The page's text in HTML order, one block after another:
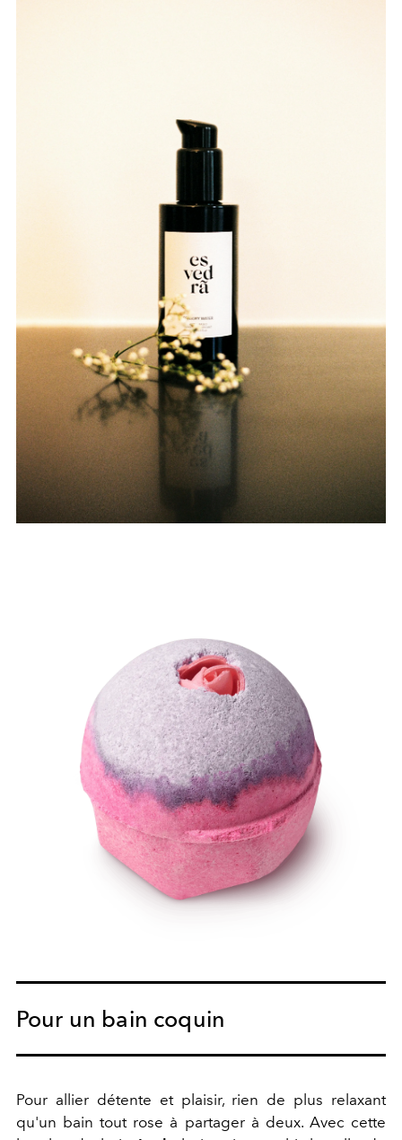
Pour un bain coquin
Pour allier détente et plaisir, rien de plus relaxant
qu'un bain tout rose à partager à deux. Avec cette